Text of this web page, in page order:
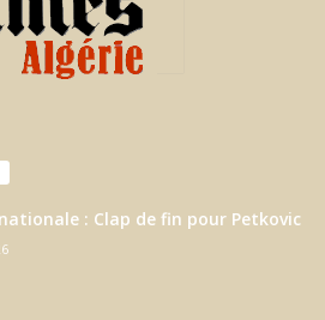
: Clap de fin pour Petkovic